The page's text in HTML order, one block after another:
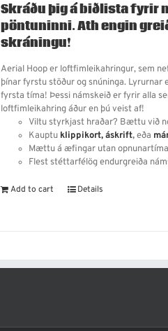
Skráðu þig á biðlista fyrir
pöntuninni. Ath engin
skráningu!
Aerial Hoop er loftfimleikahringur, sem
þínar fyrstu stöður og snúninga.
fyrsta tíma! Þessi námskeið er fyrir alla
loftfimleikahring áður en þú veist af!
Viltu styrkjast hraðar? Bættu við
Kauptu klippikort, áskrift,eða
Mættu á æfingar utan
Flest stéttarfélög endurgreiða
Add to cart Details